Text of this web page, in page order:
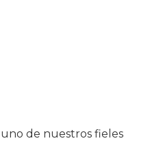
de nuestros fieles